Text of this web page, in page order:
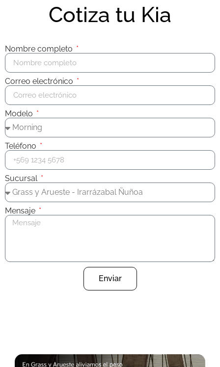
Cotiza tu Kia
Nombre completo
Correo electrónico
Modelo
Teléfono
Sucursal
Mensaje
Enviar